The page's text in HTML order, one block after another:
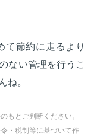
て節約に走るより
ない管理を行うこ
ね。
もとご判断ください。
・税制等に基づいて作